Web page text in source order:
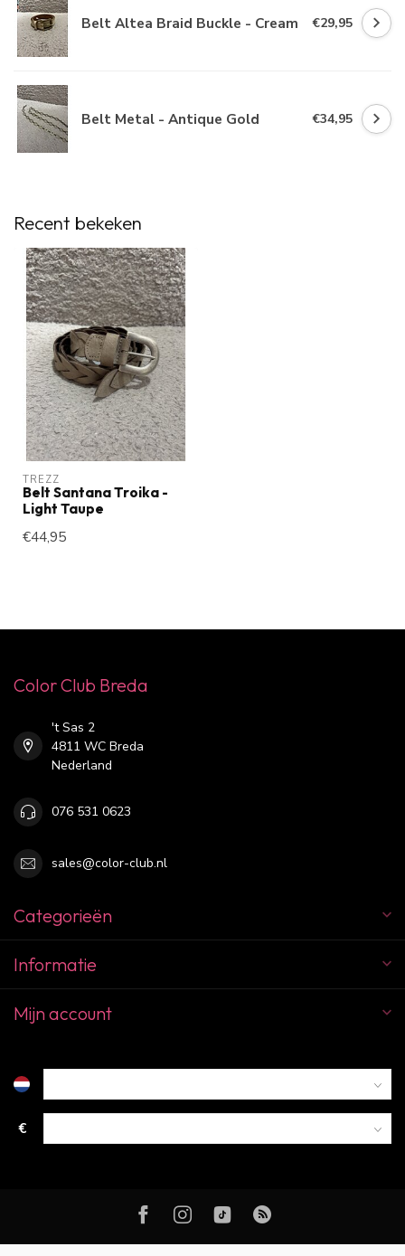
Belt Altea Braid Buckle - Cream €29,95
Belt Metal - Antique Gold €34,95
Recent bekeken
TREZZ
Belt Santana Troika -
Light Taupe
€44,95
Color Club Breda
't Sas 2
4811 WC Breda
Nederland
076 531 0623
sales@color-club.nl
Categorieën
Informatie
Mijn account
€